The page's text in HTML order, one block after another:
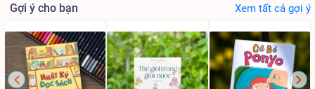
Gợi ý cho bạn Xem tất cả gợi ý